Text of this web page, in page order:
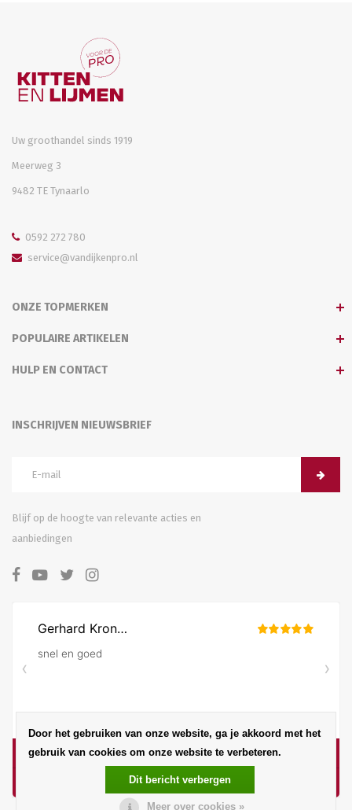
Uw groothandel sinds 1919
Meerweg 3
9482 TE Tynaarlo
0592 272 780
service@vandijkenpro.nl
ONZE TOPMERKEN
POPULAIRE ARTIKELEN
HULP EN CONTACT
INSCHRIJVEN NIEUWSBRIEF
Blijf op de hoogte van relevante acties en
aanbiedingen
Door het gebruiken van onze website, ga je akkoord met het
gebruik van cookies om onze website te verbeteren.
Dit bericht verbergen
Meer over cookies »